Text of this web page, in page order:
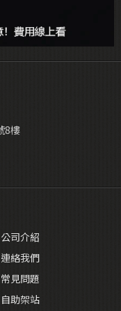
8樓
公司介紹
連絡我們
常見問題
自助架站